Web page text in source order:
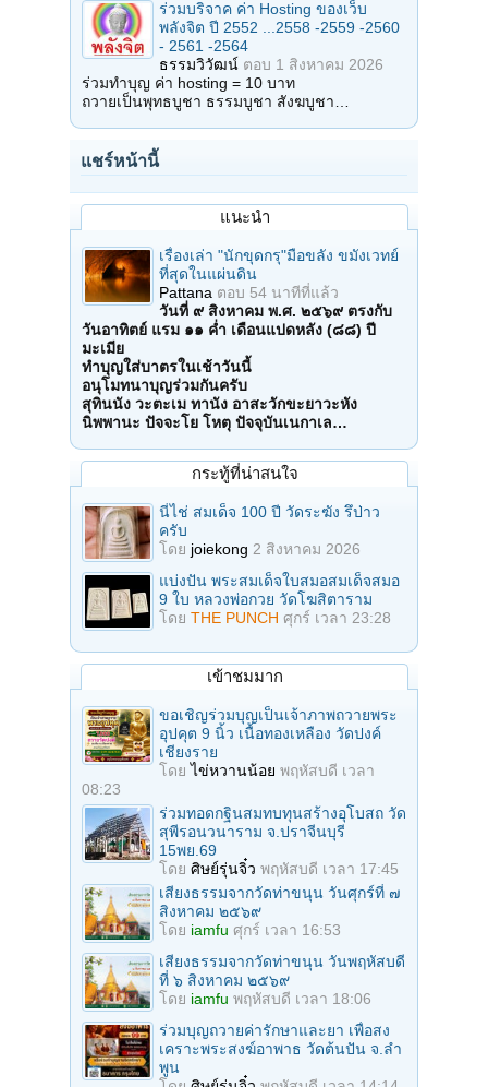
ร่วมบริจาค ค่า Hosting ของเว็บ
พลังจิต ปี 2552 ...2558 -2559 -2560
- 2561 -2564
ธรรมวิวัฒน์ ตอบ 1 สิงหาคม 2026
ร่วมทำบุญ ค่า hosting = 10 บาท
ถวายเป็นพุทธบูชา ธรรมบูชา สังฆบูชา…
แชร์หน้านี้
แนะนำ
เรื่องเล่า "นักขุดกรุ"มือขลัง ขมังเวทย์
ที่สุดในแผ่นดิน
Pattana ตอบ 54 นาทีที่แล้ว
วันที่ ๙ สิงหาคม พ.ศ. ๒๕๖๙ ตรงกับ
วันอาทิตย์ แรม ๑๑ ค่ำ เดือนแปดหลัง (๘๘) ปี
มะเมีย
ทำบุญใส่บาตรในเช้าวันนี้
อนุโมทนาบุญร่วมกันครับ
สุทินนัง วะตะเม ทานัง อาสะวักขะยาวะหัง
นิพพานะ ปัจจะโย โหตุ ปัจจุบันเนกาเล…
กระทู้ที่น่าสนใจ
นี่ไช่ สมเด็จ 100 ปี วัดระฆัง รึป่าว
ครับ
โดย joiekong 2 สิงหาคม 2026
แบ่งปัน พระสมเด็จใบสมอสมเด็จสมอ
9 ใบ หลวงพ่อกวย วัดโฆสิตาราม
โดย THE PUNCH ศุกร์ เวลา 23:28
เข้าชมมาก
ขอเชิญร่วมบุญเป็นเจ้าภาพถวายพระ
อุปคุต 9 นิ้ว เนื้อทองเหลือง วัดปงค์
เชียงราย
โดยไข่หวานน้อย พฤหัสบดี เวลา
08:23
ร่วมทอดกฐินสมทบทุนสร้างอุโบสถ วัด
สุพีรอนวนาราม จ.ปราจีนบุรี
15พย.69
โดย ศิษย์รุ่นจิ๋ว พฤหัสบดี เวลา 17:45
เสียงธรรมจากวัดท่าขนุน วันศุกร์ที่ ๗
สิงหาคม ๒๕๖๙
โดย iamfu ศุกร์ เวลา 16:53
เสียงธรรมจากวัดท่าขนุน วันพฤหัสบดี
ที่ ๖ สิงหาคม ๒๕๖๙
โดย iamfu พฤหัสบดี เวลา 18:06
ร่วมบุญถวายค่ารักษาและยา เพื่อสง
เคราะพระสงฆ์อาพาธ วัดต้นปัน จ.ลํา
พูน